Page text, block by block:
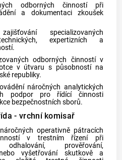
odborných činností při
a dokumentaci zkoušek
specializovaných
technických, expertizních a
odborných činností v
v útvaru s působností na
republiky.
náročných analytických
podpor pro řídící činnosti
bezpečnostních sborů.
- vrchní komisař
operativně pátracích
v trestním řízení při
odhalování, prověřování,
vyšetřování skutkově a